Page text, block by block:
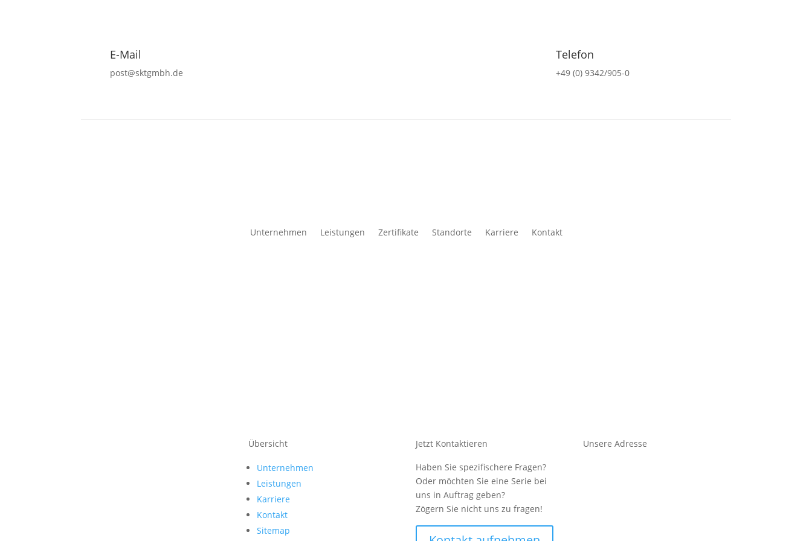
E-Mail
post@sktgmbh.de
Telefon
+49 (0) 9342/905-0
Unternehmen Leistungen Zertifikate Standorte Karriere Kontakt
Übersicht
Unternehmen
Leistungen
Karriere
Kontakt
Sitemap
Jetzt Kontaktieren
Haben Sie spezifischere Fragen?
Oder möchten Sie eine Serie bei
uns in Auftrag geben?
Zögern Sie nicht uns zu fragen!
Unsere Adresse